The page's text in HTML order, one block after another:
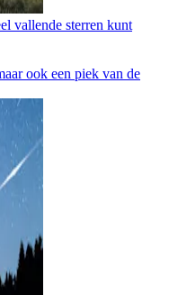
vallende sterren kunt
ook een piek van de